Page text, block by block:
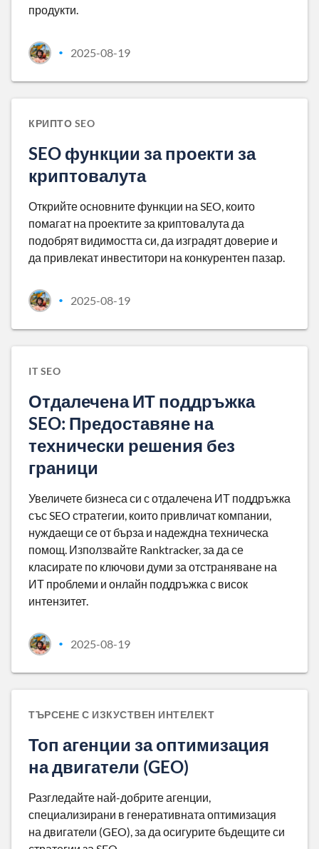
продукти.
• 2025-08-19
КРИПТО SEO
SEO функции за проекти за
криптовалута
Открийте основните функции на SEO, които
помагат на проектите за криптовалута да
подобрят видимостта си, да изградят доверие и
да привлекат инвеститори на конкурентен пазар.
• 2025-08-19
IT SEO
Отдалечена ИТ поддръжка
SEO: Предоставяне на
технически решения без
граници
Увеличете бизнеса си с отдалечена ИТ поддръжка
със SEO стратегии, които привличат компании,
нуждаещи се от бърза и надеждна техническа
помощ. Използвайте Ranktracker, за да се
класирате по ключови думи за отстраняване на
ИТ проблеми и онлайн поддръжка с висок
интензитет.
• 2025-08-19
ТЪРСЕНЕ С ИЗКУСТВЕН ИНТЕЛЕКТ
Топ агенции за оптимизация
на двигатели (GEO)
Разгледайте най-добрите агенции,
специализирани в генеративната оптимизация
на двигатели (GEO), за да осигурите бъдещите си